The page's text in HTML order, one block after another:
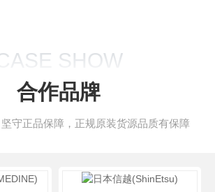
角订单...
SHOW
合作品牌
守正品保障，正规原装货源品质有保障